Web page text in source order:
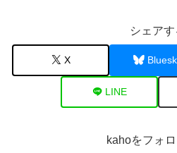
シェアす
X
LINE
kahoをフォ